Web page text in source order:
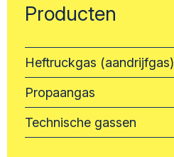
Producten
Heftruckgas (aandrijfgas)
Propaangas
Technische gassen